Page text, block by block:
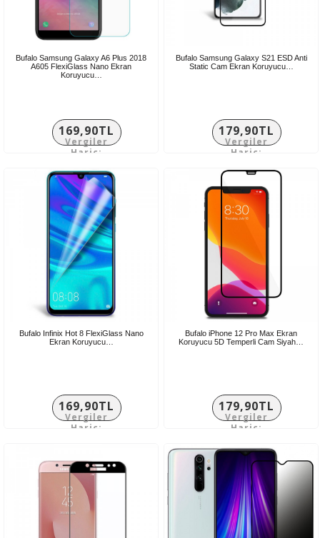
Bufalo Samsung Galaxy A6 Plus 2018
A605 FlexiGlass Nano Ekran
Koruyucu…
169,90TL
Vergiler
Hariç:
Bufalo Samsung Galaxy S21 ESD Anti
Static Cam Ekran Koruyucu…
179,90TL
Vergiler
Hariç:
Bufalo Infinix Hot 8 FlexiGlass Nano
Ekran Koruyucu…
169,90TL
Vergiler
Hariç:
Bufalo iPhone 12 Pro Max Ekran
Koruyucu 5D Temperli Cam Siyah…
179,90TL
Vergiler
Hariç: